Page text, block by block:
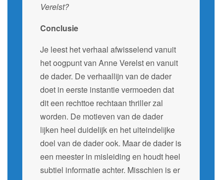
Verelst?
Conclusie
Je leest het verhaal afwisselend vanuit
het oogpunt van Anne Verelst en vanuit
de dader. De verhaallijn van de dader
doet in eerste instantie vermoeden dat
dit een rechttoe rechtaan thriller zal
worden. De motieven van de dader
lijken heel duidelijk en het uiteindelijke
doel van de dader ook. Maar de dader is
een meester in misleiding en houdt heel
subtiel informatie achter. Misschien is er